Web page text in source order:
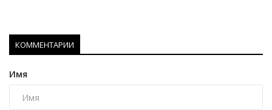
КОММЕНТАРИИ
Имя